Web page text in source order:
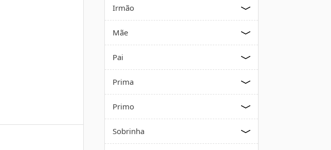
Irmão
Mãe
Pai
Prima
Primo
Sobrinha